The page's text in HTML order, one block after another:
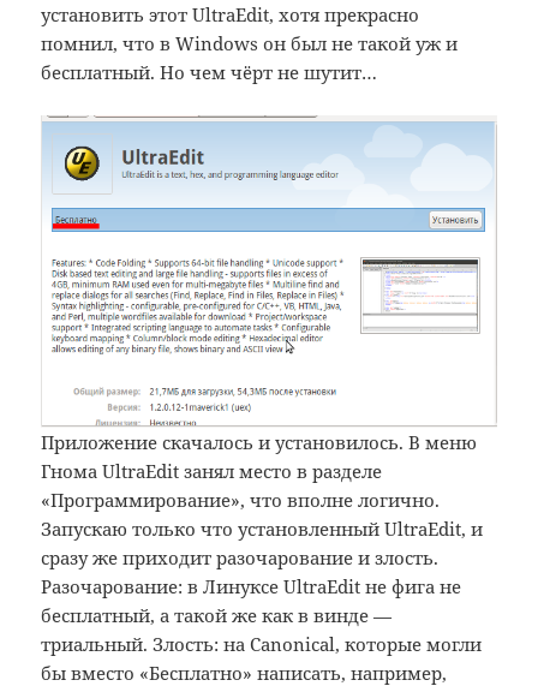
установить этот UltraEdit, хотя прекрасно
помнил, что в Windows он был не такой уж и
бесплатный. Но чем чёрт не шутит…
Приложение скачалось и установилось. В меню
Гнома UltraEdit занял место в разделе
«Программирование», что вполне логично.
Запускаю только что установленный UltraEdit, и
сразу же приходит разочарование и злость.
Разочарование: в Линуксе UltraEdit не фига не
бесплатный, а такой же как в винде —
триальный. Злость: на Canonical, которые могли
бы вместо «Бесплатно» написать, например,